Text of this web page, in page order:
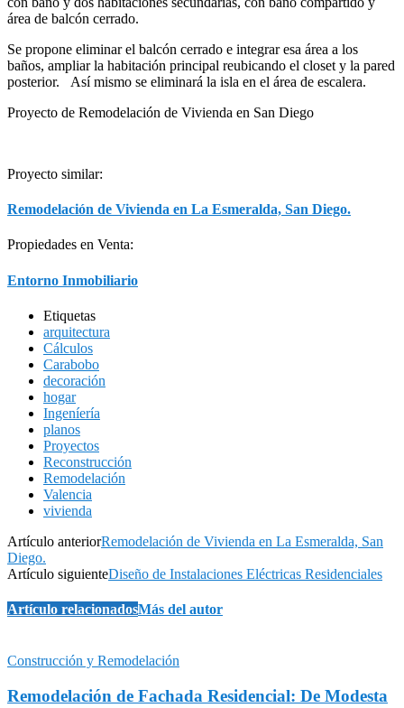
área de balcón cerrado.
Se propone eliminar el balcón cerrado e integrar esa área a los
baños, ampliar la habitación principal reubicando el closet y la pared
posterior. Así mismo se eliminará la isla en el área de escalera.
Proyecto de Remodelación de Vivienda en San Diego
Proyecto similar:
Remodelación de Vivienda en La Esmeralda, San Diego.
Propiedades en Venta:
Entorno Inmobiliario
Etiquetas
arquitectura
Cálculos
Carabobo
decoración
hogar
Ingeníería
planos
Proyectos
Reconstrucción
Remodelación
Valencia
vivienda
Artículo anteriorRemodelación de Vivienda en La Esmeralda, San
Diego.
Artículo siguienteDiseño de Instalaciones Eléctricas Residenciales
Artículo relacionadosMás del autor
Construcción y Remodelación
Remodelación de Fachada Residencial: De Modesta